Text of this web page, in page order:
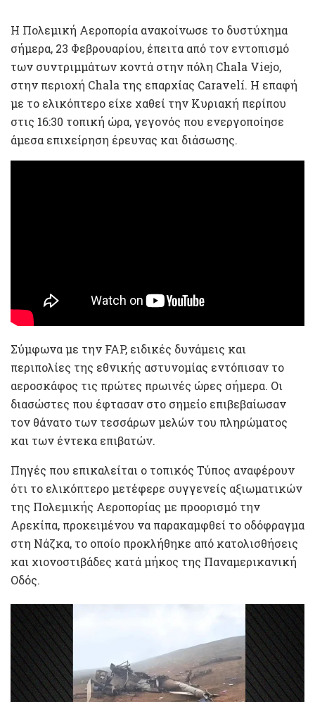
Η Πολεμική Αεροπορία ανακοίνωσε το δυστύχημα
σήμερα, 23 Φεβρουαρίου, έπειτα από τον εντοπισμό
των συντριμμάτων κοντά στην πόλη Chala Viejo,
στην περιοχή Chala της επαρχίας Caravelí. Η επαφή
με το ελικόπτερο είχε χαθεί την Κυριακή περίπου
στις 16:30 τοπική ώρα, γεγονός που ενεργοποίησε
άμεσα επιχείρηση έρευνας και διάσωσης.
Σύμφωνα με την FAP, ειδικές δυνάμεις και
περιπολίες της εθνικής αστυνομίας εντόπισαν το
αεροσκάφος τις πρώτες πρωινές ώρες σήμερα. Οι
διασώστες που έφτασαν στο σημείο επιβεβαίωσαν
τον θάνατο των τεσσάρων μελών του πληρώματος
και των έντεκα επιβατών.
Πηγές που επικαλείται ο τοπικός Τύπος αναφέρουν
ότι το ελικόπτερο μετέφερε συγγενείς αξιωματικών
της Πολεμικής Αεροπορίας με προορισμό την
Αρεκίπα, προκειμένου να παρακαμφθεί το οδόφραγμα
στη Νάζκα, το οποίο προκλήθηκε από κατολισθήσεις
και χιονοστιβάδες κατά μήκος της Παναμερικανική
Οδός.